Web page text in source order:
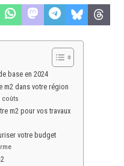
base en 2024
m2 dans votre région
coûts
m2 pour vos travaux
votre budget